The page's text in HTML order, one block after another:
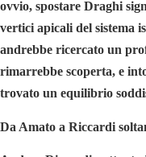
ovvio, spostare Draghi
vertici apicali del sistema
andrebbe ricercato un
rimarrebbe scoperta, e
trovato un equilibrio
Da Amato a Riccardi